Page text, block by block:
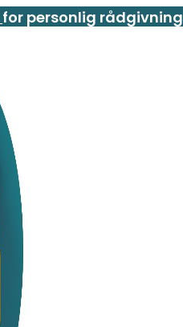
for personlig rådgivning